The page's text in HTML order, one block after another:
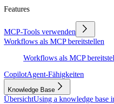
Features
MCP-Tools verwenden
Workflows als MCP bereitstellen
Workflows als MCP
CopilotAgent-Fähigkeiten
Knowledge Base
ÜbersichtUsing a knowledge base